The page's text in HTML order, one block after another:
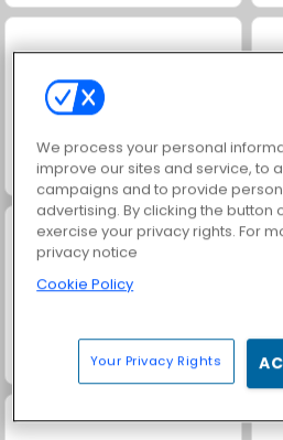
Solitaire Social
We process your personal
improve our sites and service, to
campaigns and to provide
advertising. By clicking the button
exercise your privacy rights. For
privacy notice
Cookie Policy
Your Privacy Rights